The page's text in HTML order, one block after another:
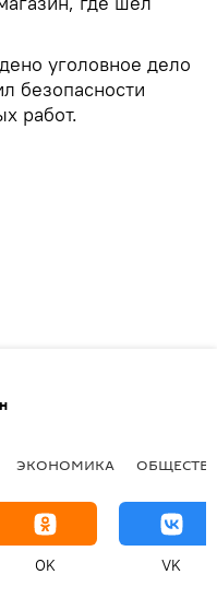
уголовное дело
безопасности
работ.
ЭКОНОМИКА
OK VK